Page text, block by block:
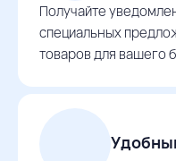
Получайте
специальных
товаров для вашего